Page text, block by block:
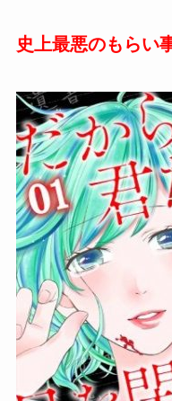
史上最悪のもらい